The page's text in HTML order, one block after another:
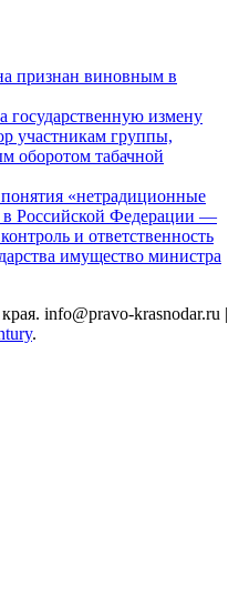
признан виновным в
измену
участникам группы,
оборотом табачной
«нетрадиционные
в Российской Федерации —
и ответственность
имущество министра
info@pravo-krasnodar.ru |
.